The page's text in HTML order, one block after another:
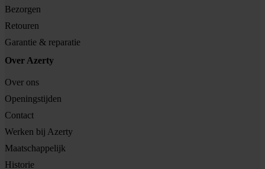
Bezorgen
Retouren
Garantie & reparatie
Over Azerty
Over ons
Openingstijden
Contact
Werken bij Azerty
Maatschappelijk
Historie